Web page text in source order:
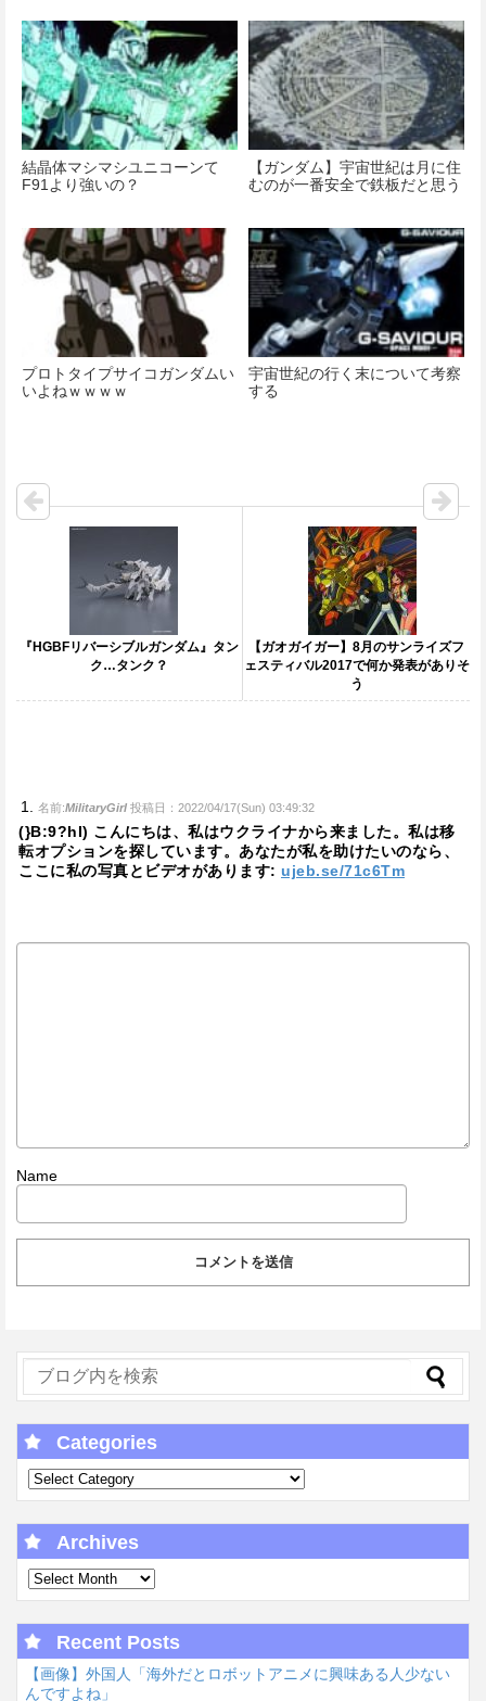
結晶体マシマシユニコーンて
F91より強いの？
【ガンダム】宇宙世紀は月に住
むのが一番安全で鉄板だと思う
プロトタイプサイコガンダムい
いよねｗｗｗｗ
宇宙世紀の行く末について考察
する
『HGBFリバーシブルガンダム』タン
ク…タンク？
【ガオガイガー】8月のサンライズフ
ェスティバル2017で何か発表がありそ
う
名前:MilitaryGirl 投稿日：2022/04/17(Sun) 03:49:32
(}B:9?hI) こんにちは、私はウクライナから来ました。私は移
転オプションを探しています。あなたが私を助けたいのなら、
ここに私の写真とビデオがあります: ujeb.se/71c6Tm
Name
Categories
Archives
Recent Posts
【画像】外国人「海外だとロボットアニメに興味ある人少ない
んですよね」